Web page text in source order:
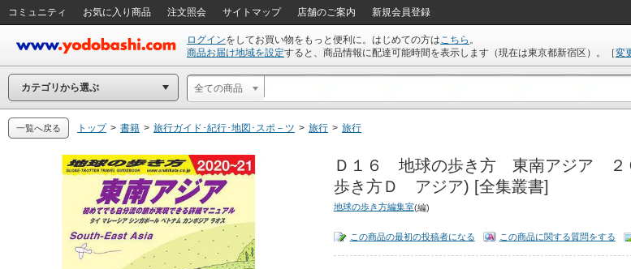
コミュニティ お気に入り商品 注文照会 サイトマップ 店舗のご案内 新規会員登録
ログインをしてお買い物をもっと便利に。はじめての方はこちら 。
商品お届け地域を設定すると、商品情報に配達可能時間を表示します（現在は東京都新宿区 ）。 ［変
カテゴリから選ぶ 全ての商品
一覧へ戻る トップ > 書籍 > 旅行ガイド･紀行･地図･スポ－ツ > 旅行 > 旅行
Ｄ１６ 地球の歩き方 東南アジア ２
歩き方Ｄ アジア) [全集叢書]
地球の歩き方編集室(編)
この商品の最初の投稿者になる この商品に関する質問をする